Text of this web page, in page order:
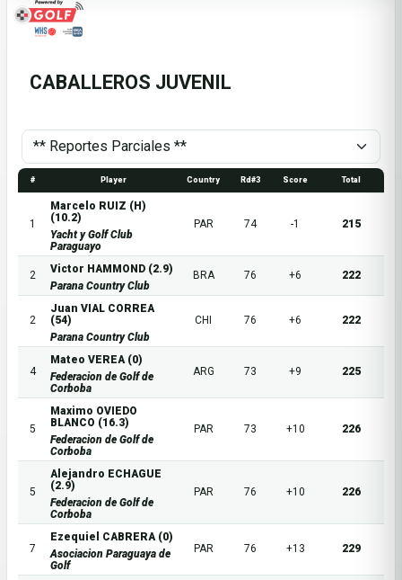
CABALLEROS JUVENIL
# Player Country Rd#3 Score Total
1
Marcelo RUIZ (H)
(10.2)
Yacht y Golf Club
Paraguayo
PAR 74 -1 215
2
Victor HAMMOND (2.9)
Parana Country Club
BRA 76 +6 222
2
Juan VIAL CORREA
(54)
Parana Country Club
CHI 76 +6 222
4
Mateo VEREA (0)
Federacion de Golf de
Corboba
ARG 73 +9 225
5
Maximo OVIEDO
BLANCO (16.3)
Federacion de Golf de
Corboba
PAR 73 +10 226
5
Alejandro ECHAGUE
(2.9)
Federacion de Golf de
Corboba
PAR 76 +10 226
7
Ezequiel CABRERA (0)
Asociacion Paraguaya de
Golf
PAR 76 +13 229